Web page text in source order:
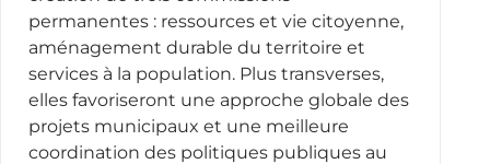
permanentes : ressources et vie citoyenne,
aménagement durable du territoire et
services à la population. Plus transverses,
elles favoriseront une approche globale des
projets municipaux et une meilleure
coordination des politiques publiques au